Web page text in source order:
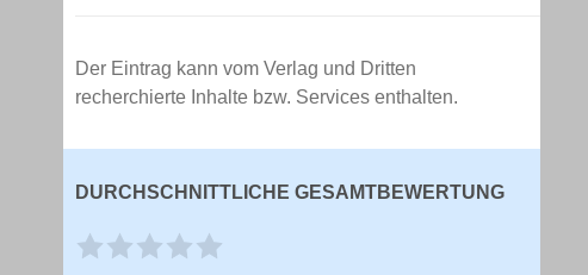
Der Eintrag kann vom Verlag und Dritten
recherchierte Inhalte bzw. Services enthalten.
DURCHSCHNITTLICHE GESAMTBEWERTUNG